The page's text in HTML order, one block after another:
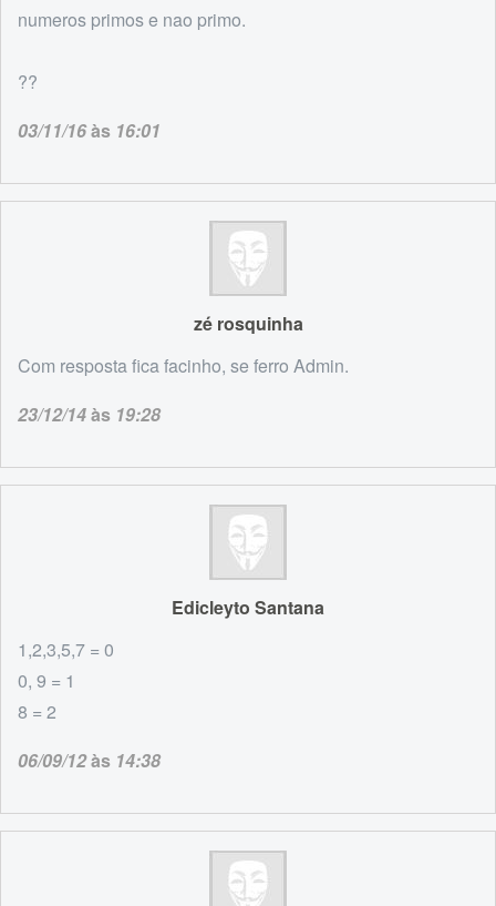
numeros primos e nao primo.
??
03/11/16às 16:01
zé rosquinha
Com resposta fica facinho, se ferro Admin.
23/12/14às 19:28
Edicleyto Santana
1,2,3,5,7 = 0
0, 9 = 1
8 = 2
06/09/12às 14:38